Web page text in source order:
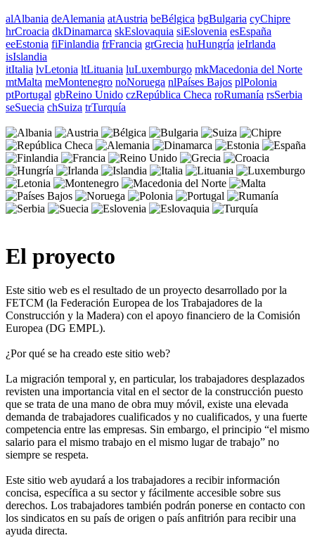
alAlbania deAlemania atAustria beBélgica bgBulgaria cyChipre
hrCroacia dkDinamarca skEslovaquia siEslovenia esEspaña
eeEstonia fiFinlandia frFrancia grGrecia huHungría ieIrlanda
isIslandia
itItalia lvLetonia ltLituania luLuxemburgo mkMacedonia del Norte
mtMalta meMontenegro noNoruega nlPaíses Bajos plPolonia
ptPortugal gbReino Unido czRepública Checa roRumanía rsSerbia
seSuecia chSuiza trTurquía
El proyecto
Este sitio web es el resultado de un proyecto desarrollado por la
FETCM (la Federación Europea de los Trabajadores de la
Construcción y la Madera) con el apoyo financiero de la Comisión
Europea (DG EMPL).
¿Por qué se ha creado este sitio web?
La migración temporal y, en particular, los trabajadores desplazados
revisten una importancia vital en el sector de la construcción puesto
que se trata de una mano de obra muy móvil, existe una elevada
demanda de trabajadores cualificados y no cualificados, y una fuerte
competencia entre las empresas. Sin embargo, el principio “el mismo
salario para el mismo trabajo en el mismo lugar de trabajo” no
siempre se respeta.
Este sitio web ayudará a los trabajadores a recibir información
concisa, específica a su sector y fácilmente accesible sobre sus
derechos. Los trabajadores también podrán ponerse en contacto con
los sindicatos en su país de origen o país anfitrión para recibir una
ayuda directa.